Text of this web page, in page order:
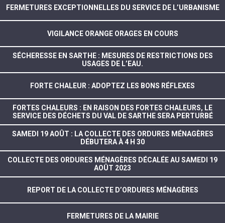
FERMETURES EXCEPTIONNELLES DU SERVICE DE L’URBANISME
VIGILANCE ORANGE ORAGES EN COURS
SÉCHERESSE EN SARTHE : MESURES DE RESTRICTIONS DES
USAGES DE L’EAU.
FORTE CHALEUR : ADOPTEZ LES BONS RÉFLEXES
FORTES CHALEURS : EN RAISON DES FORTES CHALEURS, LE
SERVICE DES DÉCHETS DU VAL DE SARTHE SERA PERTURBÉ
SAMEDI 19 AOÛT : LA COLLECTE DES ORDURES MÉNAGÈRES
DÉBUTERA À 4 H 30
COLLECTE DES ORDURES MÉNAGÈRES DÉCALÉE AU SAMEDI 19
AOÛT 2023
REPORT DE LA COLLECTE D’ORDURES MÉNAGÈRES
FERMETURES DE LA MAIRIE